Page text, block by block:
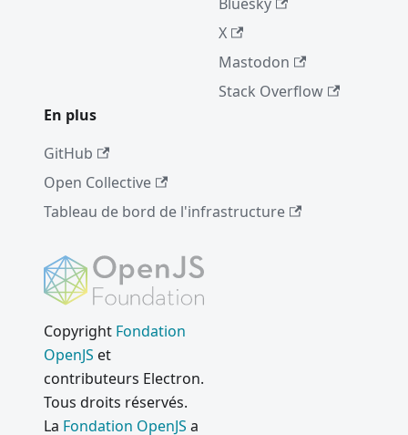
Correctio
vulnérabi
erences
Recherch
Internati
onalizati
Updates
Electron
2.0.0
X
Mastodon
Stack Overflow
En plus
GitHub
Open Collective
Tableau de bord de l'infrastructure
Copyright Fondation
OpenJS et
contributeurs Electron.
Tous droits réservés.
La Fondation OpenJS a